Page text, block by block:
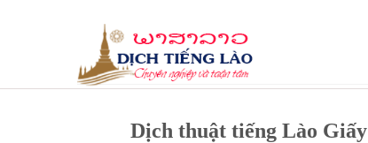
Dịch thuật tiếng Lào